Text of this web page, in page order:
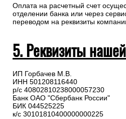
Оплата на расчетный счет
отделении банка или через
переводом на реквизиты
5. Реквизиты
ИП Горбачев М.В.
ИНН 501208116440
р/с 40802810238000057230
Банк ОАО "Сбербанк России"
БИК 044525225
к/с 30101810400000000225